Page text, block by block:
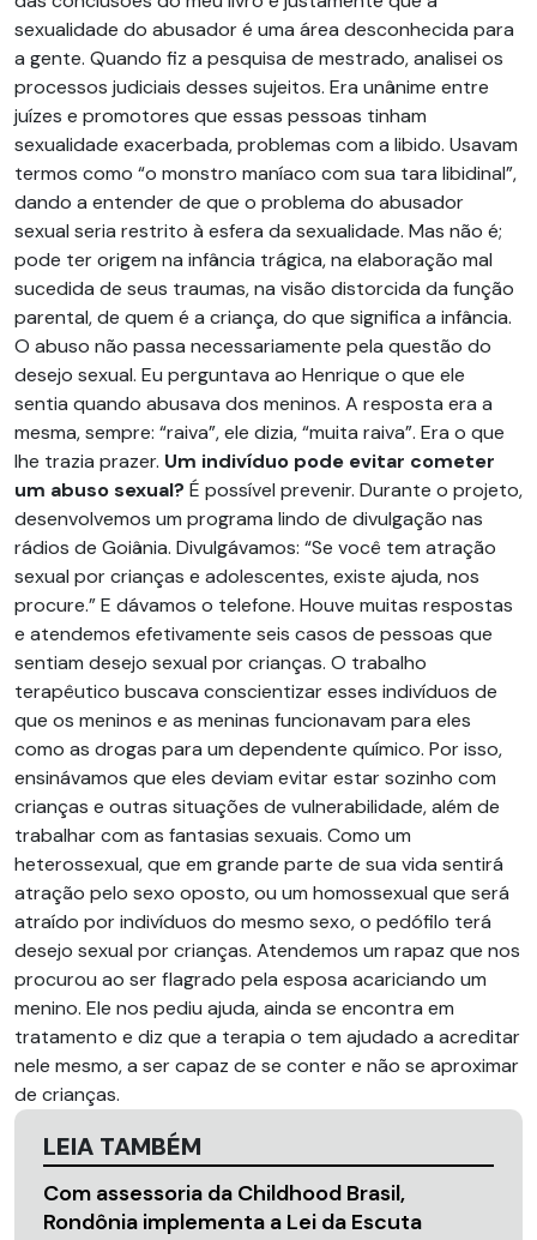
sexualidade do abusador é uma área desconhecida para
a gente. Quando fiz a pesquisa de mestrado, analisei os
processos judiciais desses sujeitos. Era unânime entre
juízes e promotores que essas pessoas tinham
sexualidade exacerbada, problemas com a libido. Usavam
termos como “o monstro maníaco com sua tara libidinal”,
dando a entender de que o problema do abusador
sexual seria restrito à esfera da sexualidade. Mas não é;
pode ter origem na infância trágica, na elaboração mal
sucedida de seus traumas, na visão distorcida da função
parental, de quem é a criança, do que significa a infância.
O abuso não passa necessariamente pela questão do
desejo sexual. Eu perguntava ao Henrique o que ele
sentia quando abusava dos meninos. A resposta era a
mesma, sempre: “raiva”, ele dizia, “muita raiva”. Era o que
lhe trazia prazer. Um indivíduo pode evitar cometer
um abuso sexual? É possível prevenir. Durante o projeto,
desenvolvemos um programa lindo de divulgação nas
rádios de Goiânia. Divulgávamos: “Se você tem atração
sexual por crianças e adolescentes, existe ajuda, nos
procure.” E dávamos o telefone. Houve muitas respostas
e atendemos efetivamente seis casos de pessoas que
sentiam desejo sexual por crianças. O trabalho
terapêutico buscava conscientizar esses indivíduos de
que os meninos e as meninas funcionavam para eles
como as drogas para um dependente químico. Por isso,
ensinávamos que eles deviam evitar estar sozinho com
crianças e outras situações de vulnerabilidade, além de
trabalhar com as fantasias sexuais. Como um
heterossexual, que em grande parte de sua vida sentirá
atração pelo sexo oposto, ou um homossexual que será
atraído por indivíduos do mesmo sexo, o pedófilo terá
desejo sexual por crianças. Atendemos um rapaz que nos
procurou ao ser flagrado pela esposa acariciando um
menino. Ele nos pediu ajuda, ainda se encontra em
tratamento e diz que a terapia o tem ajudado a acreditar
nele mesmo, a ser capaz de se conter e não se aproximar
de crianças.
LEIA TAMBÉM
Com assessoria da Childhood Brasil,
Rondônia implementa a Lei da Escuta